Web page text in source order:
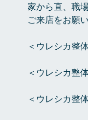
家から直、職
ご来店をお願
＜ウレシカ整
＜ウレシカ整
＜ウレシカ整